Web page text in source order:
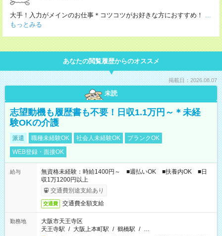
大手！入力がメインのお仕事＊コツコツがお好きな方におすすめ！
...
もっとみる
あなたの閲覧履歴からのオススメ
掲載日：2026.08.07
未読
志望動機も履歴書も不要！日収1.1万円～＊未経
験OKの介護
派遣 職種未経験OK 社会人未経験OK
ブランクOK
WEB登録・面接OK
給与
無資格未経験：時給1400円～ ■週払いOK ■扶養内OK ■日
収1万1200円以上
交通費別途支給あり
交通費 交通費全額支給
勤務地
大阪市天王寺区
天王寺駅 / 大阪上本町駅 / 鶴橋駅 / …